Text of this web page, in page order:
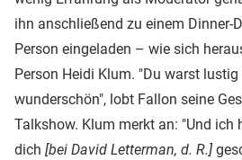
ihn anschließend zu einem Dinner-
Person eingeladen – wie sich
Person Heidi Klum. "Du warst
wunderschön", lobt Fallon seine
Talkshow. Klum merkt an: "Und ich
dich [bei David Letterman, d. R.]